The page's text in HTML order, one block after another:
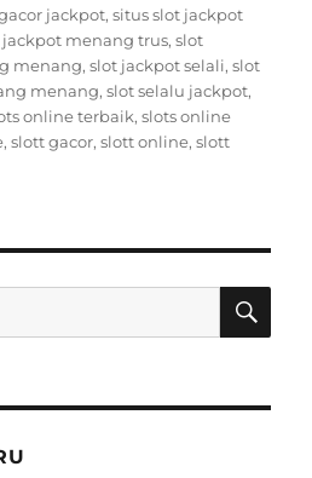
jackpot,situs slot jackpot
jackpot menang trus,slot
menang,slot jackpot selali,slot
menang,slot selalu jackpot,
online terbaik,slots online
,slott gacor,slott online,slott